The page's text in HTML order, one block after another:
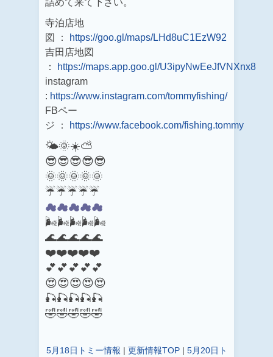
詰めて来て下さい。
寺泊店地
図 ：
https://goo.gl/maps/LHd8uC1EzW92
吉田店地図
：
https://maps.app.goo.gl/U3ipyNwEeJfVNXnx8
instagram
: https://www.instagram.com/tommyfishing/
FBペー
ジ ：
https://www.facebook.com/fishing.tommy
🌤️🌞☀️⛅
😎😎😎😎😎
🌞🌞🌞🌞🌞
☔☔☔☔☔
☁☁☁☁☁
🌬️🌬️🌬️🌬️🌬️
🌊🌊🌊🌊🌊
❤️❤️❤️❤️❤️
💕💕💕💕💕
😍😍😍😍😍
🎣🎣🎣🎣🎣
🤣🤣🤣🤣🤣
5月18日トミー情報 | 更新情報TOP| 5月20日ト